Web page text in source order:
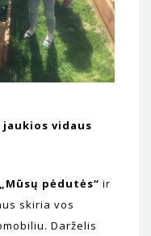
vidaus
„Mūsų pėdutės“ ir
skiria vos
Darželis